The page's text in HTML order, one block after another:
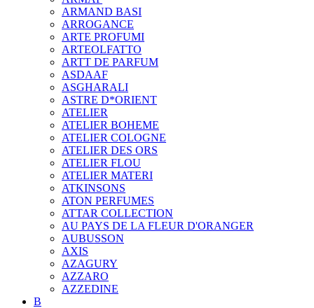
ARMAND BASI
ARROGANCE
ARTE PROFUMI
ARTEOLFATTO
ARTT DE PARFUM
ASDAAF
ASGHARALI
ASTRE D*ORIENT
ATELIER
ATELIER BOHEME
ATELIER COLOGNE
ATELIER DES ORS
ATELIER FLOU
ATELIER MATERI
ATKINSONS
ATON PERFUMES
ATTAR COLLECTION
AU PAYS DE LA FLEUR D'ORANGER
AUBUSSON
AXIS
AZAGURY
AZZARO
AZZEDINE
B